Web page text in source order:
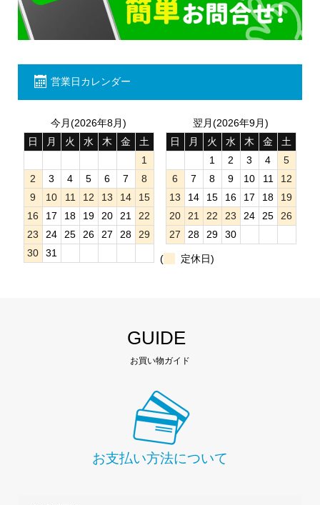
営業日カレンダー
今月(2026年8月)
日
月 火 水 木 金
土
1
2
3 4 5 6 7
8
9
10 11 12 13 14
15
16
17 18 19 20 21
22
23
24 25 26 27 28
29
30
31
翌月(2026年9月)
日
月 火 水 木 金
土
1
2 3 4
5
6
7 8 9 10 11
12
13
14 15 16 17 18
19
20
21 22 23 24 25
26
27
28 29 30
( 定休日)
GUIDE
お買い物ガイド
お支払い方法について